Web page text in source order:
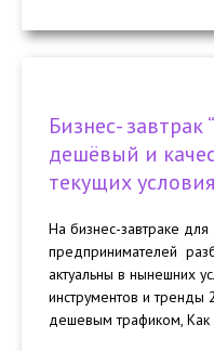
Бизнес- завтрак
дешёвый и
текущих
На бизнес-завтраке
предпринимателей
актуальны в нынешних
инструментов и тренды
дешевым трафиком, Как